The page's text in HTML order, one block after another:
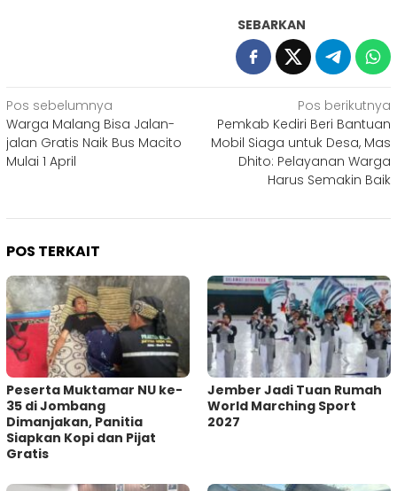
SEBARKAN
Navigasi
pos
Pos sebelumnya
Warga Malang Bisa Jalan-
jalan Gratis Naik Bus Macito
Mulai 1 April
Pos berikutnya
Pemkab Kediri Beri Bantuan
Mobil Siaga untuk Desa, Mas
Dhito: Pelayanan Warga
Harus Semakin Baik
POS TERKAIT
Peserta Muktamar NU ke-
35 di Jombang
Dimanjakan, Panitia
Siapkan Kopi dan Pijat
Gratis
Jember Jadi Tuan Rumah
World Marching Sport
2027